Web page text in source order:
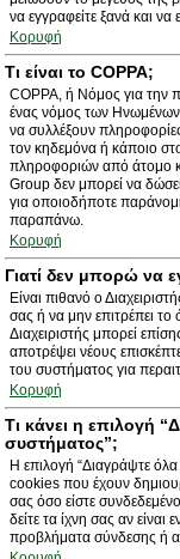
να εγγραφείτε ξανά και να
Κορυφή
Τι είναι το COPPA;
COPPA, ή Νόμος για την
ένας νόμος των Ηνωμένων
να συλλέξουν
τον κηδεμόνα ή κάποιο
πληροφοριών από άτομο
Group δεν μπορεί να
για οποιοδήποτε
παραπάνω.
Κορυφή
Γιατί δεν μπορώ να
Είναι πιθανό ο
σας ή να μην επιτρέπει
Διαχειριστής μπορεί
αποτρέψει νέους
του συστήματος για
Κορυφή
Τι κάνει η επιλογή
συστήματος”;
Η επιλογή “Διαγράψτε
cookies που έχουν
σας όσο είστε
δείτε τα ίχνη σας αν είναι
προβλήματα σύνδεσης ή